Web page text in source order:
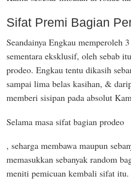
Sifat Premi Bagian
Seandainya Engkau memperoleh
sementara eksklusif, oleh sebab
prodeo. Engkau tentu dikasih
sampai lima belas kasihan, &
memberi sisipan pada absolut
Selama masa sifat bagian prodeo
, seharga membawa maupun
memasukkan sebanyak random
meniti pemicuan kembali sifat itu.